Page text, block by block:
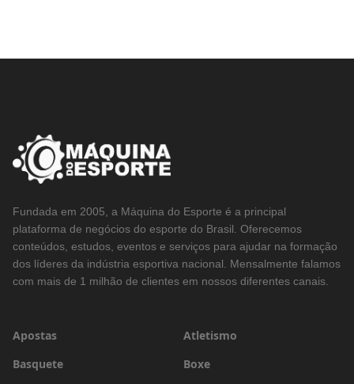
Fundada em 2005, a Máquina do Esporte é a principal
plataforma de negócios do esporte do Brasil. Oferecemos
conteúdos, estudos, eventos e serviços para ajudar na formação
dos líderes da indústria esportiva nacional. Mensalmente falamos
com mais de 1 milhão de clientes em nossos diferentes canais.
Apostas
Atletismo
Basquete
Boxe